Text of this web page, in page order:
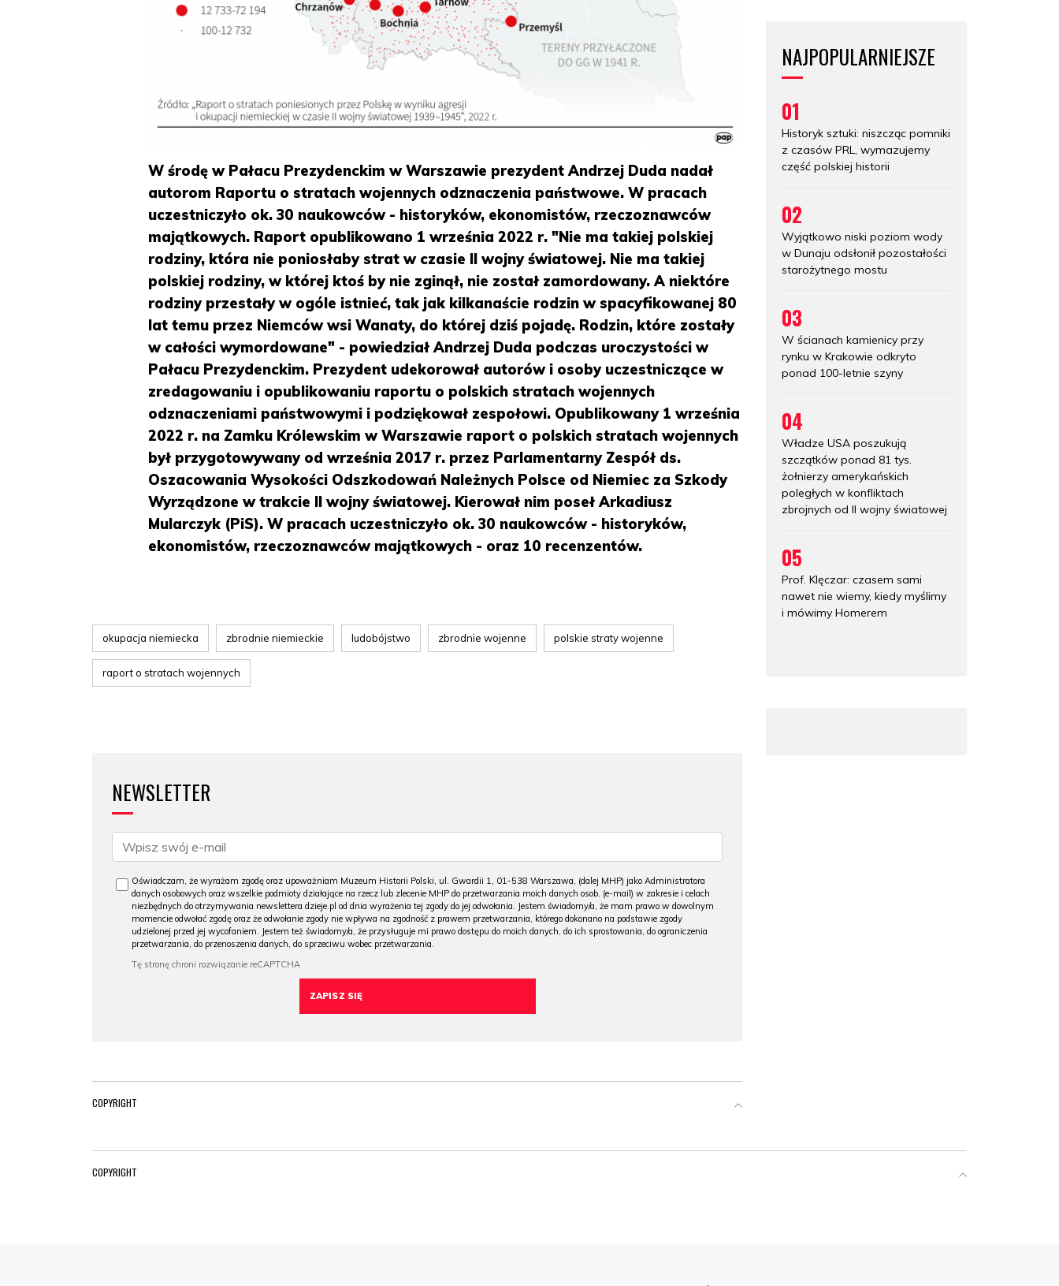
W środę w Pałacu Prezydenckim w Warszawie prezydent Andrzej Duda nadał
autorom Raportu o stratach wojennych odznaczenia państwowe. W pracach
uczestniczyło ok. 30 naukowców - historyków, ekonomistów, rzeczoznawców
majątkowych. Raport opublikowano 1 września 2022 r. "Nie ma takiej polskiej
rodziny, która nie poniosłaby strat w czasie II wojny światowej. Nie ma takiej
polskiej rodziny, w której ktoś by nie zginął, nie został zamordowany. A niektóre
rodziny przestały w ogóle istnieć, tak jak kilkanaście rodzin w spacyfikowanej 80
lat temu przez Niemców wsi Wanaty, do której dziś pojadę. Rodzin, które zostały
w całości wymordowane" - powiedział Andrzej Duda podczas uroczystości w
Pałacu Prezydenckim. Prezydent udekorował autorów i osoby uczestniczące w
zredagowaniu i opublikowaniu raportu o polskich stratach wojennych
odznaczeniami państwowymi i podziękował zespołowi. Opublikowany 1 września
2022 r. na Zamku Królewskim w Warszawie raport o polskich stratach wojennych
był przygotowywany od września 2017 r. przez Parlamentarny Zespół ds.
Oszacowania Wysokości Odszkodowań Należnych Polsce od Niemiec za Szkody
Wyrządzone w trakcie II wojny światowej. Kierował nim poseł Arkadiusz
Mularczyk (PiS). W pracach uczestniczyło ok. 30 naukowców - historyków,
ekonomistów, rzeczoznawców majątkowych - oraz 10 recenzentów.
okupacja niemiecka zbrodnie niemieckie ludobójstwo zbrodnie wojenne polskie straty wojenne
raport o stratach wojennych
NEWSLETTER
Oświadczam, że wyrażam zgodę oraz upoważniam Muzeum Historii Polski, ul. Gwardii 1, 01-538 Warszawa, (dalej MHP) jako Administratora
danych osobowych oraz wszelkie podmioty działające na rzecz lub zlecenie MHP do przetwarzania moich danych osob. (e-mail) w zakresie i celach
niezbędnych do otrzymywania newslettera dzieje.pl od dnia wyrażenia tej zgody do jej odwołania. Jestem świadomy/a, że mam prawo w dowolnym
momencie odwołać zgodę oraz że odwołanie zgody nie wpływa na zgodność z prawem przetwarzania, którego dokonano na podstawie zgody
udzielonej przed jej wycofaniem. Jestem też świadomy/a, że przysługuje mi prawo dostępu do moich danych, do ich sprostowania, do ograniczenia
przetwarzania, do przenoszenia danych, do sprzeciwu wobec przetwarzania.
COPYRIGHT
NAJPOPULARNIEJSZE
01
Historyk sztuki: niszcząc pomniki
z czasów PRL, wymazujemy
część polskiej historii
02
Wyjątkowo niski poziom wody
w Dunaju odsłonił pozostałości
starożytnego mostu
03
W ścianach kamienicy przy
rynku w Krakowie odkryto
ponad 100-letnie szyny
04
Władze USA poszukują
szczątków ponad 81 tys.
żołnierzy amerykańskich
poległych w konfliktach
zbrojnych od II wojny światowej
05
Prof. Klęczar: czasem sami
nawet nie wiemy, kiedy myślimy
i mówimy Homerem
COPYRIGHT